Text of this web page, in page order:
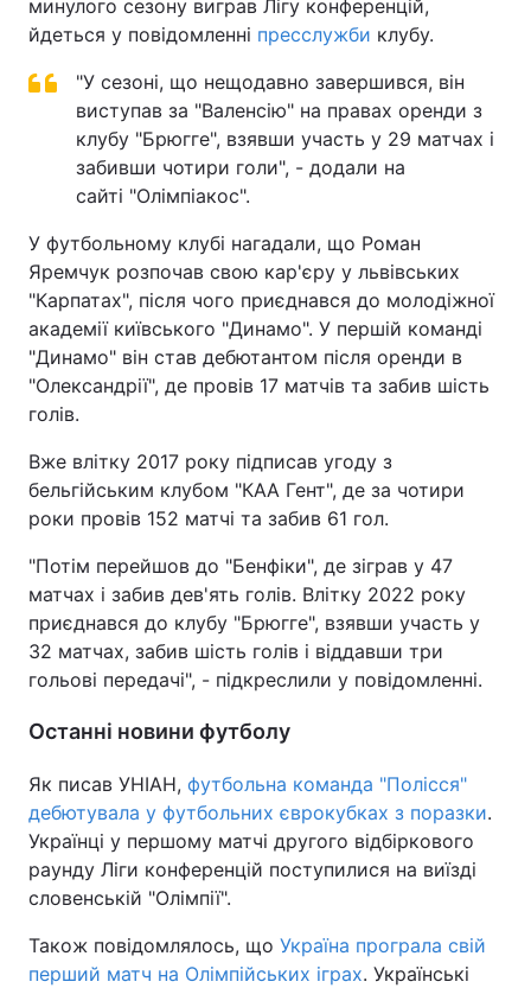
минулого сезону виграв Лігу конференцій,
йдеться у повідомленні пресслужби клубу.
"У сезоні, що нещодавно завершився, він
виступав за "Валенсію" на правах оренди з
клубу "Брюгге", взявши участь у 29 матчах і
забивши чотири голи", - додали на
сайті "Олімпіакос".
У футбольному клубі нагадали, що Роман
Яремчук розпочав свою кар'єру у львівських
"Карпатах", після чого приєднався до молодіжної
академії київського "Динамо". У першій команді
"Динамо" він став дебютантом після оренди в
"Олександрії", де провів 17 матчів та забив шість
голів.
Вже влітку 2017 року підписав угоду з
бельгійським клубом "КАА Гент", де за чотири
роки провів 152 матчі та забив 61 гол.
"Потім перейшов до "Бенфіки", де зіграв у 47
матчах і забив дев'ять голів. Влітку 2022 року
приєднався до клубу "Брюгге", взявши участь у
32 матчах, забив шість голів і віддавши три
гольові передачі", - підкреслили у повідомленні.
Останні новини футболу
Як писав УНІАН, футбольна команда "Полісся"
дебютувала у футбольних єврокубках з поразки.
Українці у першому матчі другого відбіркового
раунду Ліги конференцій поступилися на виїзді
словенській "Олімпії".
Також повідомлялось, що Україна програла свій
перший матч на Олімпійських іграх. Українські